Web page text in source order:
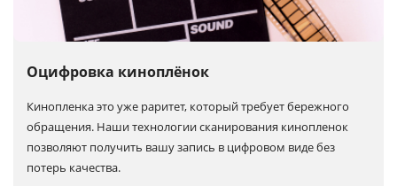
Оцифровка киноплёнок
Кинопленка это уже раритет, который требует бережного
обращения. Наши технологии сканирования кинопленок
позволяют получить вашу запись в цифровом виде без
потерь качества.